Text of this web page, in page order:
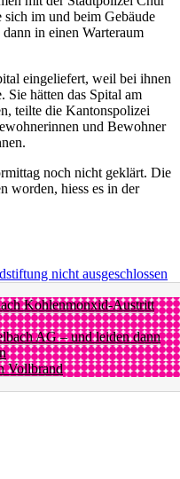
sich im und beim Gebäude
in einen Warteraum
eingeliefert, weil bei ihnen
Sie hätten das Spital am
teilte die Kantonspolizei
und Bewohner
noch nicht geklärt. Die
worden, hiess es in der
nicht ausgeschlossen
Kohlenmonxid-Austritt
AG – und leiden dann
Vollbrand